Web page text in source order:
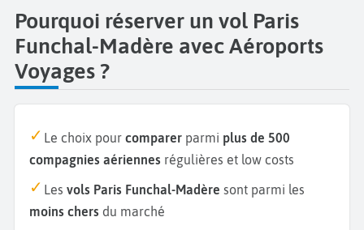
Pourquoi réserver un vol Paris
Funchal-Madère avec Aéroports
Voyages ?
Le choix pour comparer parmi plus de 500
compagnies aériennes régulières et low costs
Les vols Paris Funchal-Madère sont parmi les
moins chers du marché